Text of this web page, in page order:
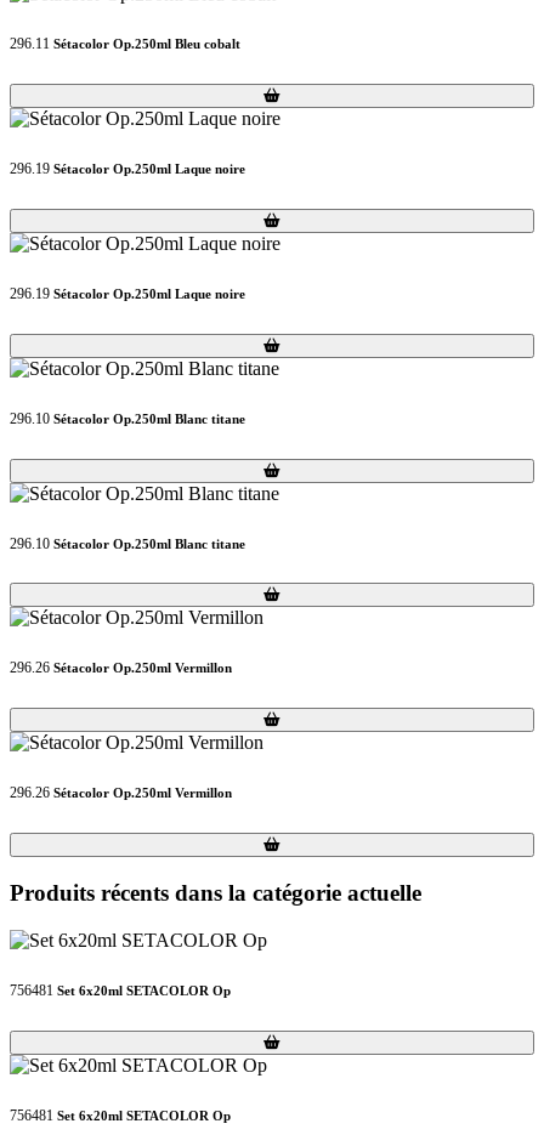
296.11 Sétacolor Op.250ml Bleu cobalt
Loading...
Loading...
296.19 Sétacolor Op.250ml Laque noire
Loading...
Loading...
296.19 Sétacolor Op.250ml Laque noire
Loading...
Loading...
296.10 Sétacolor Op.250ml Blanc titane
Loading...
Loading...
296.10 Sétacolor Op.250ml Blanc titane
Loading...
Loading...
296.26 Sétacolor Op.250ml Vermillon
Loading...
Loading...
296.26 Sétacolor Op.250ml Vermillon
Loading...
Loading...
Produits récents dans la catégorie actuelle
756481 Set 6x20ml SETACOLOR Op
Loading...
Loading...
756481 Set 6x20ml SETACOLOR Op